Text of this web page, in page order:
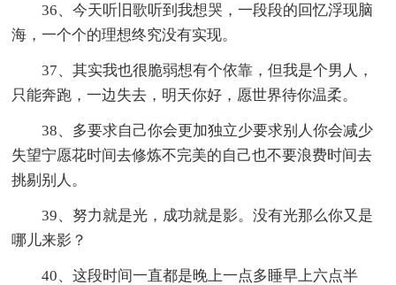
36、今天听旧歌听到我想哭，一段段的回忆浮现脑
海，一个个的理想终究没有实现。
37、其实我也很脆弱想有个依靠，但我是个男人，
只能奔跑，一边失去，明天你好，愿世界待你温柔。
38、多要求自己你会更加独立少要求别人你会减少
失望宁愿花时间去修炼不完美的自己也不要浪费时间去
挑剔别人。
39、努力就是光，成功就是影。没有光那么你又是
哪儿来影？
40、这段时间一直都是晚上一点多睡早上六点半